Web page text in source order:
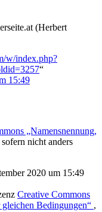
(Herbert
w/index.php?
“
15:49
„Namensnennung,
sofern nicht anders
2020 um 15:49
Creative Commons
gleichen Bedingungen“ ,